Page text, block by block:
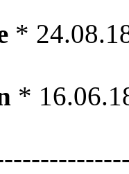
*
*